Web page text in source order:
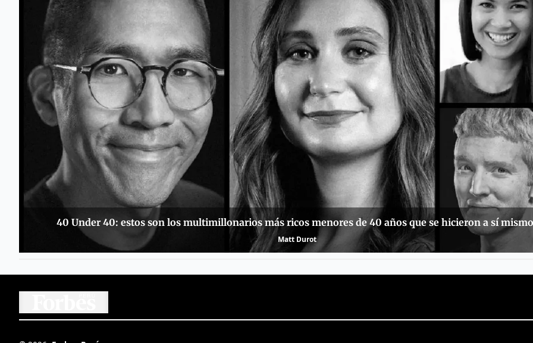
40 Under 40: estos son los multimillonarios más ricos menores de 40 años que se hicieron a sí
Matt Durot